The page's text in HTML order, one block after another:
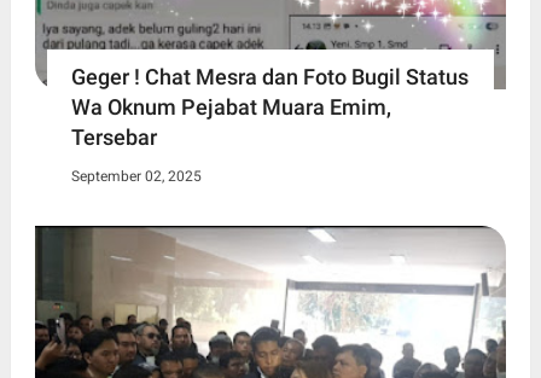
Geger ! Chat Mesra dan Foto Bugil Status
Wa Oknum Pejabat Muara Emim,
Tersebar
September 02, 2025